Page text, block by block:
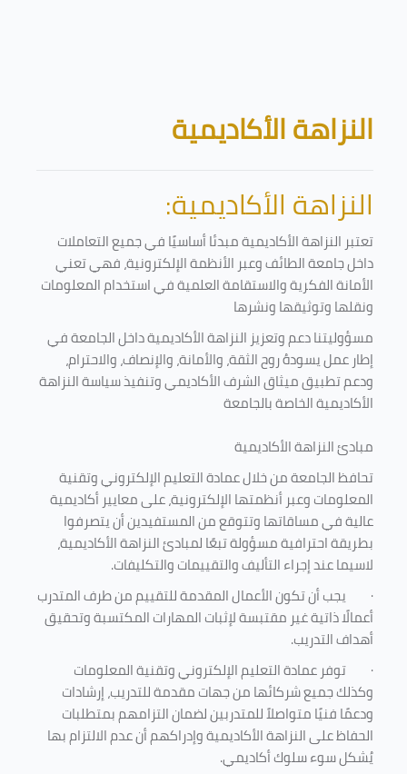
الكتل
النزاهة الأكاديمية
النزاهة الأكاديمية:
تعتبر النزاهة الأكاديمية مبدئا أساسيًا في جميع التعاملات
داخل جامعة الطائف وعبر الأنظمة الإلكترونية، فهي تعني
الأمانة الفكرية والاستقامة العلمية في استخدام المعلومات
ونقلها وتوثيقها ونشرها
مسؤوليتنا دعم وتعزيز النزاهة الأكاديمية داخل الجامعة في
إطار عمل يسودهُ روح الثقة، والأمانة، والإنصاف، والاحترام،
ودعم تطبيق ميثاق الشرف الأكاديمي وتنفيذ سياسة النزاهة
الأكاديمية الخاصة بالجامعة
مبادئ النزاهة الأكاديمية
تحافظ الجامعة من خلال عمادة التعليم الإلكتروني وتقنية
المعلومات وعبر أنظمتها الإلكترونية، على معايير أكاديمية
عالية في مساقاتها وتتوقع من المستفيدين أن يتصرفوا
بطريقة احترافية مسؤولة تبعًا لمبادئ النزاهة الأكاديمية،
لاسيما عند إجراء التأليف والتقييمات والتكليفات.
· يجب أن تكون الأعمال المقدمة للتقييم من طرف المتدرب
أعمالًا ذاتية غير مقتبسة لإثبات المهارات المكتسبة وتحقيق
أهداف التدريب.
· توفر عمادة التعليم الإلكتروني وتقنية المعلومات
وكذلك جميع شركائها من جهات مقدمة للتدريب، إرشادات
ودعمًا فنيًا متواصلاً للمتدربين لضمان التزامهم بمتطلبات
الحفاظ على النزاهة الأكاديمية وإدراكهم أن عدم الالتزام بها
يُشكل سوء سلوك أكاديمي.